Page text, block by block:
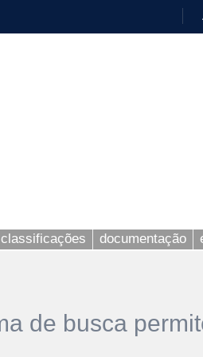
classificações documentação
de busca